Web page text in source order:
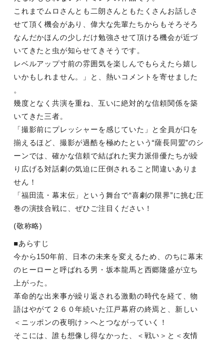
これまでムロさんとも二朗さんともたくさんお話しさ
せて頂く機会があり、偉大な先輩たちからもそろそろ
なんだかほんの少しだけ勉強させて頂ける機会が近づ
いてきたと虫が知らせてきそうです。
レベルアップ寸前の雰囲気を楽しんでもらえたら嬉し
いかもしれません。」と、熱いコメントを寄せました
。
幾度となく共演を重ね、互いに絶対的な信頼関係を築
いてきた三者。
「撮影前にプレッシャーを感じていた」と全員が口を
揃えるほど、撮影が過酷を極めたという“薩長同盟”のシ
ーンでは、確かな信頼で結ばれた実力派俳優たちが繰
り広げる対話劇の気迫に圧倒されること間違いありま
せん！
「福田流・幕末伝」という舞台で“喜劇の限界”に挑む圧
巻の演技合戦に、ぜひご注目ください！
(敬称略)
■あらすじ
今から150年前、日本の未来を変えるため、のちに幕末
のヒーローと呼ばれる男・坂本龍馬と西郷隆盛が立ち
上がった。
革命的な出来事が繰り返される激動の時代を経て、物
語はやがて２６０年続いた江戸幕府の終焉と、新しい
＜ニッポンの夜明け＞へとつながっていく！
そこには、誰も想像し得なかった、＜戦い＞と＜友情